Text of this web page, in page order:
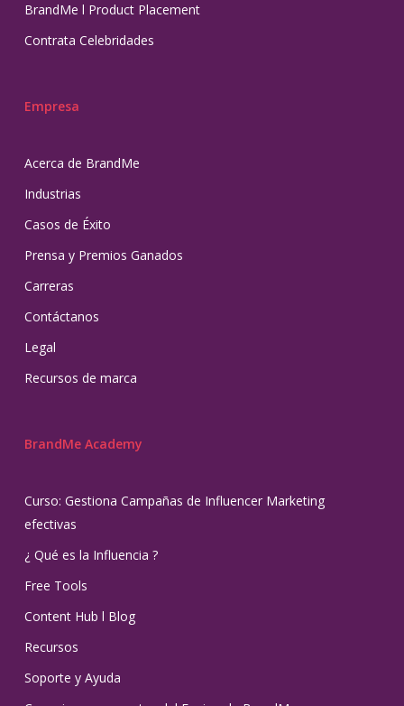
BrandMe l Product Placement
Contrata Celebridades
Empresa
Acerca de BrandMe
Industrias
Casos de Éxito
Prensa y Premios Ganados
Carreras
Contáctanos
Legal
Recursos de marca
BrandMe Academy
Curso: Gestiona Campañas de Influencer Marketing
efectivas
¿ Qué es la Influencia ?
Free Tools
Content Hub l Blog
Recursos
Soporte y Ayuda